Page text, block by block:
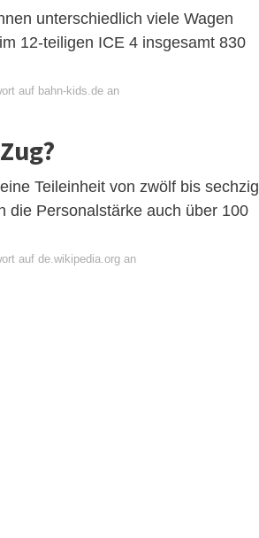
unterschiedlich viele Wagen
12-teiligen ICE 4 insgesamt 830
auf bahn-kids.de an
Teileinheit von zwölf bis sechzig
die Personalstärke auch über 100
auf de.wikipedia.org an